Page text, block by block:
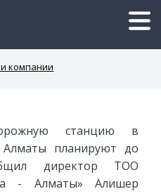
компании
станцию в
Алматы планируют до
директор ТОО
- Алматы» Алишер